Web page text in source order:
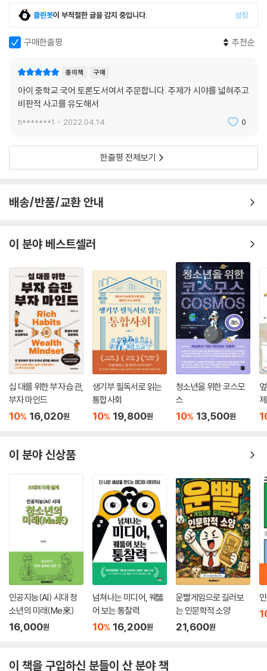
농도 알코올을 마시면 코로나19 바이러스가 없어진다”는 등 가짜뉴스가
전한 정보를 따라 하다 전 세계적으로 최소 800명이 목숨을 잃은 실제 사
례를 들며, 왜곡된 뉴스를 무비판적으로 받아들였을 때 어떤 일이 일어나
는지 보여준다. 좋아하는 연예인과 관련해 ‘정말 엄청난 사건이 일어났
한 기사였고 이런 몇 차례의 클릭으로 인해 ‘알고리즘’이라는 기술이 작동
해 비슷한 엉터리 뉴스들만 반복해 추천받게 되는 과정도 보여준다. 청소
년들이 많이 보는 유튜브 알고리즘의 가장 큰 문제는 가짜 뉴스를 거르지
않고 이용자들에게 추천한다는 점이다. 이 책은 청소년들이 이런 상업적
뉴스를 읽는 능력을 갖추는 방법도 제시한다.
클린봇이 부적절한 글을 감지 중입니다. 설정
구매한줄평 추천순
종이책 구매
아이 중학교 국어 토론도서여서 주문합니다. 주제가 시야를 넓혀주고
비판적 사고를 유도해서
h*******1 2022.04.14. 0
한줄평 전체보기
배송/반품/교환 안내
이 분야 베스트셀러
십 대를 위한 부자 습관,
부자 마인드
10% 16,020원
생기부 필독서로 읽는
통합사회
10% 19,800원
청소년을 위한 코스모
스
10% 13,500원
이 분야 신상품
인공지능(AI) 시대 청
소년의 미래(Me來)
16,000원
넘쳐나는 미디어, 꿰뚫
어 보는 통찰력
10% 16,200원
운빨게임으로 길러보
는 인문학적 소양
21,600원
이 책을 구입하신 분들이 산 분야 책